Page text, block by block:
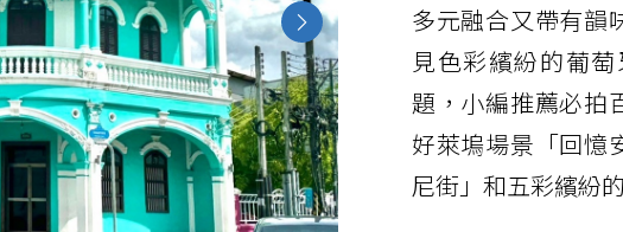
多元融合又帶有韻
見色彩繽紛的葡
題，小編推薦必拍
好萊塢場景「回憶
尼街」和五彩繽紛
Next